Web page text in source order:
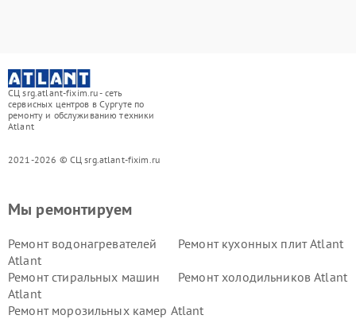
СЦ srg.atlant-fixim.ru - сеть
сервисных центров в Сургуте по
ремонту и обслуживанию техники
Atlant
2021-2026 © СЦ srg.atlant-fixim.ru
Мы ремонтируем
Ремонт водонагревателей
Atlant
Ремонт кухонных плит Atlant
Ремонт стиральных машин
Atlant
Ремонт холодильников Atlant
Ремонт морозильных камер Atlant